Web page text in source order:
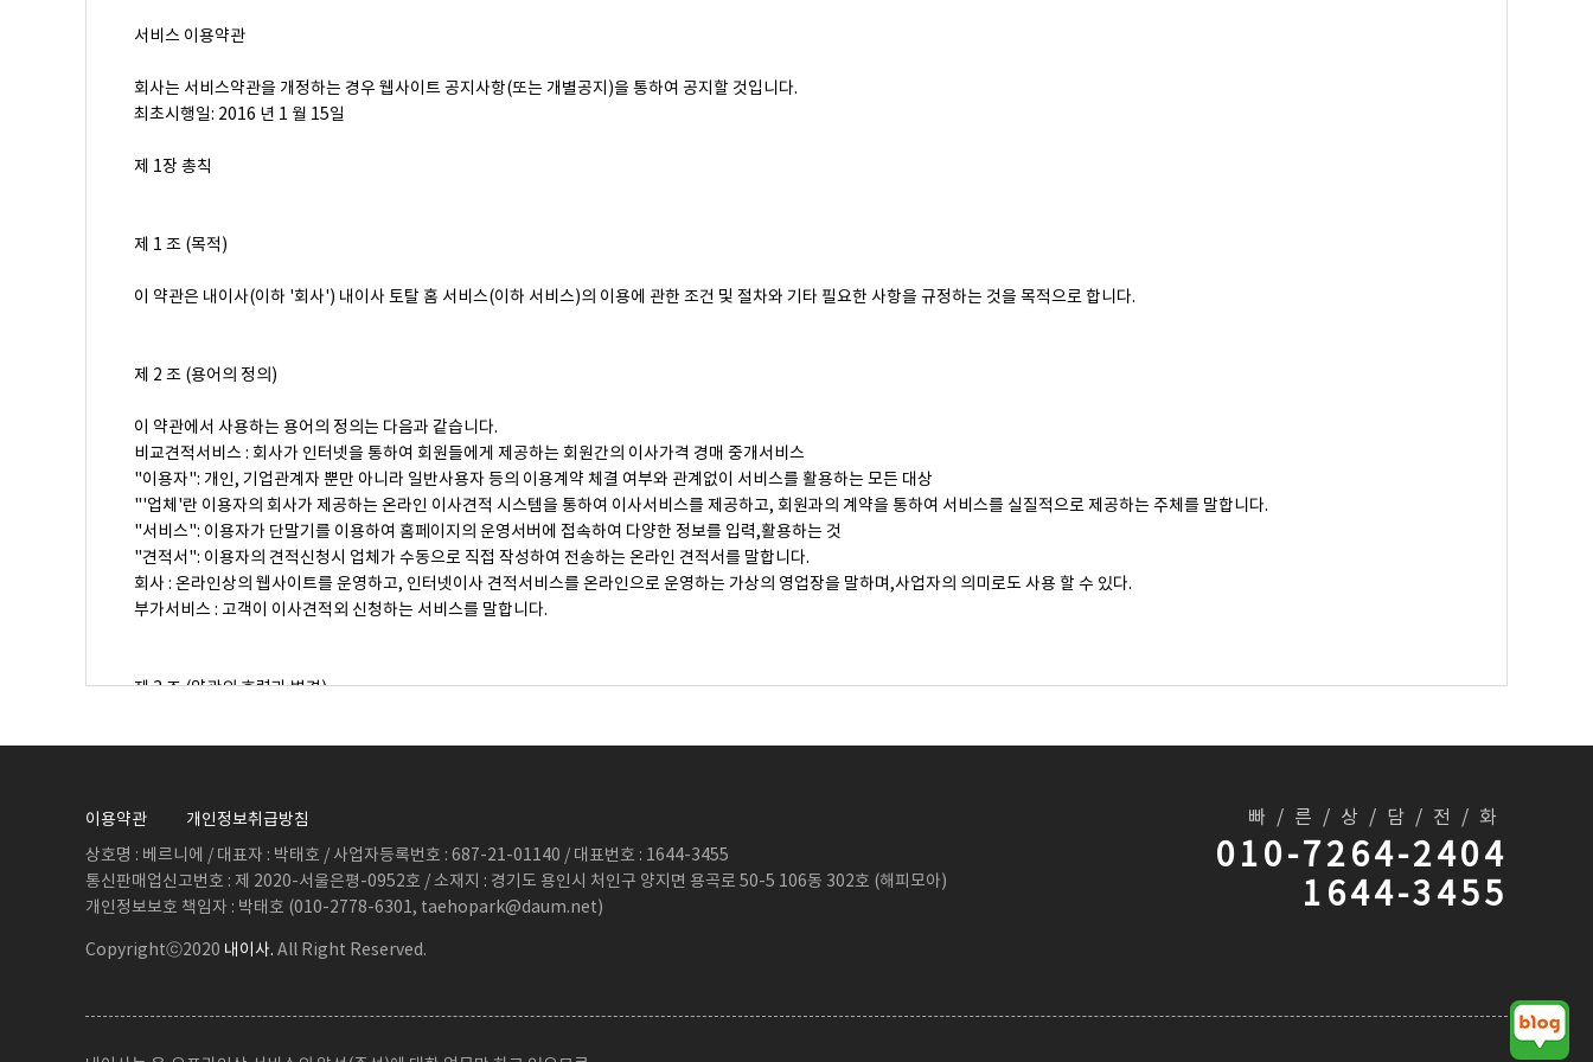
서비스 이용약관
회사는 서비스약관을 개정하는 경우 웹사이트 공지사항(또는 개별공지)을 통하여 공지할 것입니다.
최초시행일: 2016 년 1 월 15일
제 1장 총칙
제 1 조 (목적)
이 약관은 내이사(이하 '회사') 내이사 토탈 홈 서비스(이하 서비스)의 이용에 관한 조건 및 절차와 기타 필요한 사항을 규정하는 것을 목적으로 합니다.
제 2 조 (용어의 정의)
이 약관에서 사용하는 용어의 정의는 다음과 같습니다.
비교견적서비스 : 회사가 인터넷을 통하여 회원들에게 제공하는 회원간의 이사가격 경매 중개서비스
"이용자": 개인, 기업관계자 뿐만 아니라 일반사용자 등의 이용계약 체결 여부와 관계없이 서비스를 활용하는 모든 대상
"'업체'란 이용자의 회사가 제공하는 온라인 이사견적 시스템을 통하여 이사서비스를 제공하고, 회원과의 계약을 통하여 서비스를 실질적으로 제공하는 주체를 말합니다.
"서비스": 이용자가 단말기를 이용하여 홈페이지의 운영서버에 접속하여 다양한 정보를 입력,활용하는 것
"견적서": 이용자의 견적신청시 업체가 수동으로 직접 작성하여 전송하는 온라인 견적서를 말합니다.
회사 : 온라인상의 웹사이트를 운영하고, 인터넷이사 견적서비스를 온라인으로 운영하는 가상의 영업장을 말하며,사업자의 의미로도 사용 할 수 있다.
부가서비스 : 고객이 이사견적외 신청하는 서비스를 말합니다.
제 3 조 (약관의 효력과 변경)
한 것으로 간주됩니다.
제 4 조 (약관외 준칙)
이 약관에 명시되지 않은 사항이 관계 법령에 규정되어 있을 경우 그 규정에 따르며, 그렇지 않은 경우에는 일반적인 관례에 따릅니다.
빠/른/상/담/전/화
010-7264-2404
1644-3455
이용약관
개인정보취급방침
상호명 : 베르니에 / 대표자 : 박태호 / 사업자등록번호 : 687-21-01140 / 대표번호 : 1644-3455
통신판매업신고번호 : 제 2020-서울은평-0952호 / 소재지 : 경기도 용인시 처인구 양지면 용곡로 50-5 106동 302호 (해피모아)
개인정보보호 책임자 : 박태호 (010-2778-6301, taehopark@daum.net)
Copyrightⓒ2020 내이사. All Right Reserved.